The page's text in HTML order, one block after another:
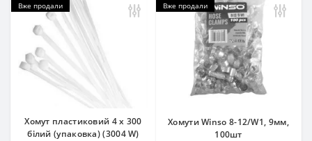
Вже продали
Хомут пластиковий 4 х 300
білий (упаковка) (3004 W)
Вже продали
Хомути Winso 8-12/W1, 9мм,
100шт